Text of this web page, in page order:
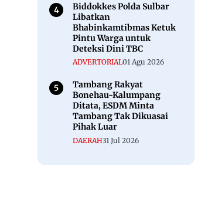
Biddokkes Polda Sulbar
Libatkan
Bhabinkamtibmas Ketuk
Pintu Warga untuk
Deteksi Dini TBC
ADVERTORIAL01 Agu 2026
Tambang Rakyat
Bonehau-Kalumpang
Ditata, ESDM Minta
Tambang Tak Dikuasai
Pihak Luar
DAERAH31 Jul 2026